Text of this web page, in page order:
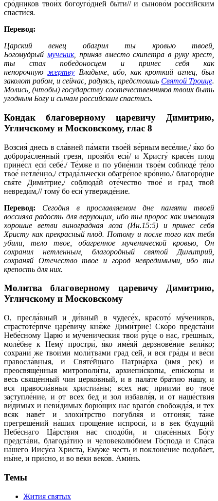
сро́дников твои́х богоуго́дней бы́ти// и сыново́м росси́йским
спасти́ся.
Перевод:
Царский венец обагрил ты кровью твоей,
Богомудрый мученик, приняв вместо скипетра в руку крест,
ты стал победоносцем и принес себя как
непорочную жертву Владыке, ибо, как кроткий агнец, был
заколот рабом, и сейчас, радуясь, предстоишь Святой Троице.
Молись, (чтобы) государству соотечественников твоих быть
угодным Богу и сынам российским спастись.
Кондак благоверному царевичу Димитрию,
Угличскому и Московскому, глас 8
Возсия́ днесь в сла́вней па́мяти твое́й ве́рным весе́лие,/ я́ко бо
доброра́сленный грезн, прозя́бл еси́/ и Христу́ красе́н плод
прине́сл еси́ себе́./ Те́мже и по убие́нии твое́м соблюде́ те́ло
твое́ нетле́нно,/ страда́льчески обагре́ное кро́вию,/ благоро́дне
свя́те Дими́трие,/ соблюда́й оте́чество твое́ и град твой
невреди́м,// тому́ бо еси́ утвержде́ние.
Перевод:
Сегодня в прославляемом дне памяти твоей
воссияла радость для верующих, ибо ты пророс как имеющая
хорошие ветви виноградная лоза (Ин.15:5) и принес себя
Христу как прекрасный плод. Потому и после того как тебя
убили, тело твое, обагренное мученической кровью, Он
сохранил нетленным, благородный святой Димитрий,
сохраняй Отечество твое и город невредимыми, ибо ты
крепость для них.
Молитва благоверному царевичу Димитрию,
Угличскому и Московскому
О, пресла́вный и ди́вный в чудесе́х, красото́ му́чеников,
страстоте́рпче царе́вичу кня́же Дими́трие! Ско́ро предста́ни
Небе́сному Царю́ и му́ченическия твои́ ру́це о нас, гре́шных,
моле́бне к Нему́ простри́, я́ко име́яй дерзнове́ние вели́ко;
сохрани́ же твои́ми моли́твами град сей, и вся гра́ды и ве́си
правосла́вныя, и Святе́йшаго Патриа́рха (имя рек) и
преосвяще́нныя митрополи́ты, архиепи́скопы, епи́скопы и
весь свяще́нный чин церко́вный, и в пала́те бра́тию на́шу, и
вся правосла́вныя христиа́ны; всех нас приими́ во твое́
заступле́ние, и от всех бед и зол избавля́я, и от наше́ствия
ви́димых и неви́димых борю́щих нас враго́в свобожда́я, и тех
всяк наве́т и злохи́трство погубля́я и отгоня́я; та́же
прегреше́ний на́ших проще́ние испроси́, и в век бу́дущий
Небе́снаго Ца́рствия нас сподо́би, и спасе́нных Бо́гу
предста́ви, благода́тию и человеколю́бием Го́спода и Спа́са
на́шего Иису́са Христа́, Ему́же честь и поклоне́ние подоба́ет,
ны́не, и при́сно, и во ве́ки веко́в. Ами́нь.
Темы
Жития святых